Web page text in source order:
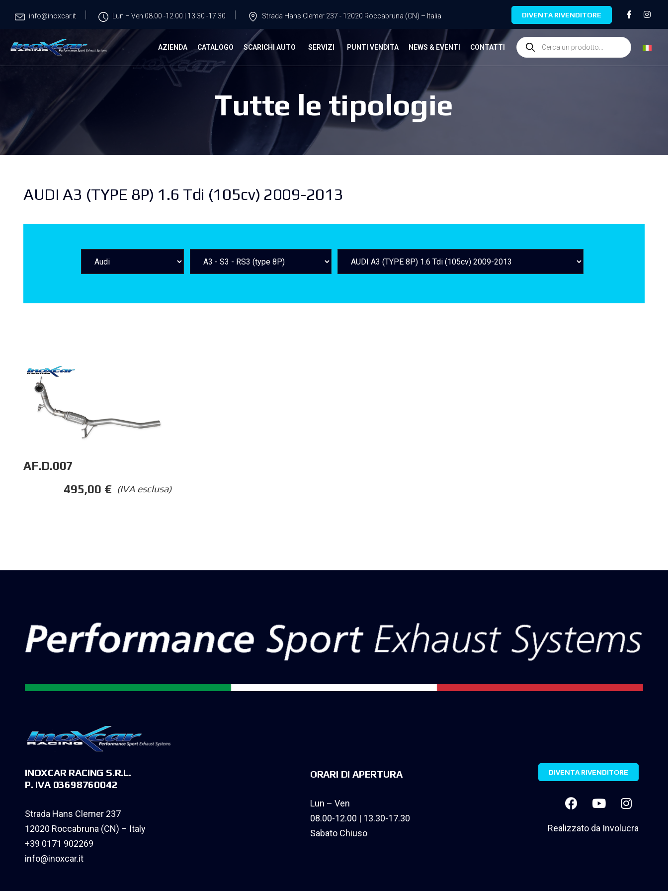
info@inoxcar.it Lun – Ven 08.00 -12.00 | 13.30 -17.30 Strada Hans Clemer 237 - 12020 Roccabruna (CN) – Italia DIVENTA RIVENDITORE
AZIENDA CATALOGO SCARICHI AUTO SERVIZI PUNTI VENDITA NEWS & EVENTI CONTATTI
Tutte le tipologie
AUDI A3 (TYPE 8P) 1.6 Tdi (105cv) 2009-2013
AF.D.007
(IVA esclusa)
495,00 €
INOXCAR RACING S.R.L.
P. IVA 03698760042
Strada Hans Clemer 237
12020 Roccabruna (CN) – Italy
+39 0171 902269
info@inoxcar.it
ORARI DI APERTURA
Lun – Ven
08.00-12.00 | 13.30-17.30
Sabato Chiuso
DIVENTA RIVENDITORE
Realizzato da Involucra